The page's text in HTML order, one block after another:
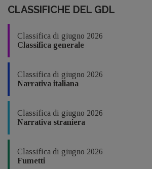
CLASSIFICHE DEL GDL
Classifica di giugno 2026
Classifica generale
Classifica di giugno 2026
Narrativa italiana
Classifica di giugno 2026
Narrativa straniera
Classifica di giugno 2026
Fumetti